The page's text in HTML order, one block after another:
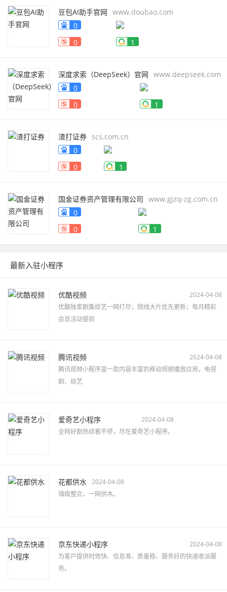
豆包AI助手官网 www.doubao.com
0
0
1
深度求索（DeepSeek）官网 www.deepseek.com
0
0
1
渣打证券 scs.com.cn
0
0
1
国金证券资产管理有限公司 www.gjzq-zg.com.cn
0
0
1
最新入驻小程序
优酷视频
2024-04-08
优酷独家剧集综艺一网打尽；院线大片优先更新；每月精彩
会员活动提前
腾讯视频
2024-04-08
腾讯视频小程序是一款内容丰富的移动视频播放应用，电视
剧、综艺
爱奇艺小程序
2024-04-08
全网好剧热综看不停，尽在爱奇艺小程序。
花都供水
2024-04-08
镇级整合，一网供水。
京东快递小程序
2024-04-08
为客户提供时效快、信息准、质量稳、服务好的快递收派服
务。